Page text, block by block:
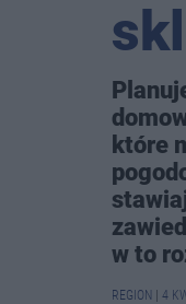
które
w to
REGION 4